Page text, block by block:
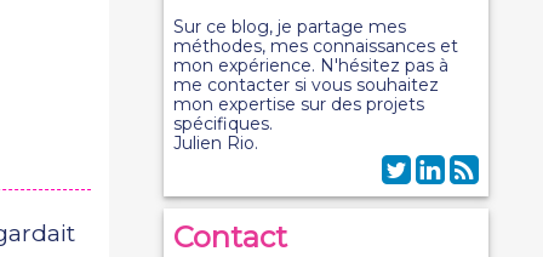
Sur ce blog, je partage mes
méthodes, mes connaissances et
mon expérience. N'hésitez pas à
me contacter si vous souhaitez
mon expertise sur des projets
spécifiques.
Julien Rio.
Contact